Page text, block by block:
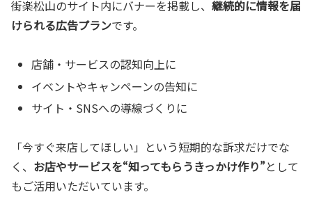
街楽松山のサイト内にバナーを掲載し、 継続的に情報を届
けられる広告プランです。
店舗・サービスの認知向上に
イベントやキャンペーンの告知に
サイト・SNSへの導線づくりに
「今すぐ来店してほしい」という短期的な訴求だけでな
く、 お店やサービスを“知ってもらうきっかけ作り”として
もご活用いただいています。